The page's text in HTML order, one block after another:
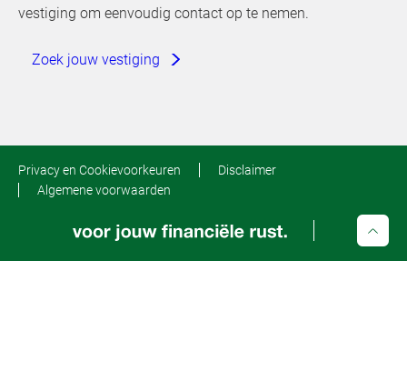
vestiging om eenvoudig contact op te nemen.
Zoek jouw vestiging
Privacy en Cookievoorkeuren
Disclaimer
Algemene voorwaarden